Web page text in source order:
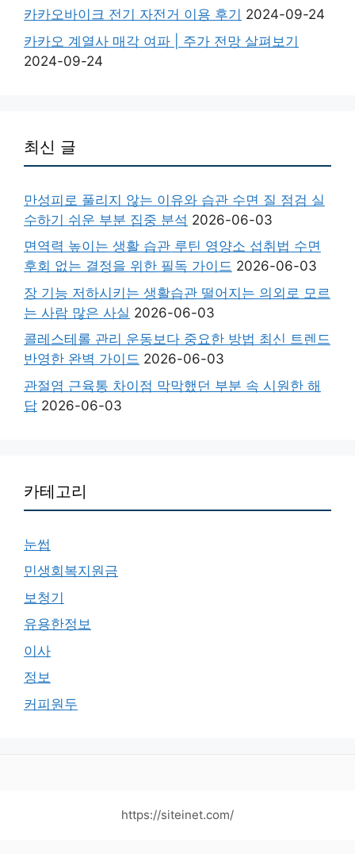
카카오바이크 전기 자전거 이용 후기 2024-09-24
카카오 계열사 매각 여파 | 주가 전망 살펴보기
2024-09-24
최신 글
만성피로 풀리지 않는 이유와 습관 수면 질 점검 실
수하기 쉬운 부분 집중 분석 2026-06-03
면역력 높이는 생활 습관 루틴 영양소 섭취법 수면
후회 없는 결정을 위한 필독 가이드 2026-06-03
장 기능 저하시키는 생활습관 떨어지는 의외로 모르
는 사람 많은 사실 2026-06-03
콜레스테롤 관리 운동보다 중요한 방법 최신 트렌드
반영한 완벽 가이드 2026-06-03
관절염 근육통 차이점 막막했던 부분 속 시원한 해
답 2026-06-03
카테고리
눈썹
민생회복지원금
보청기
유용한정보
이사
정보
커피원두
https://siteinet.com/